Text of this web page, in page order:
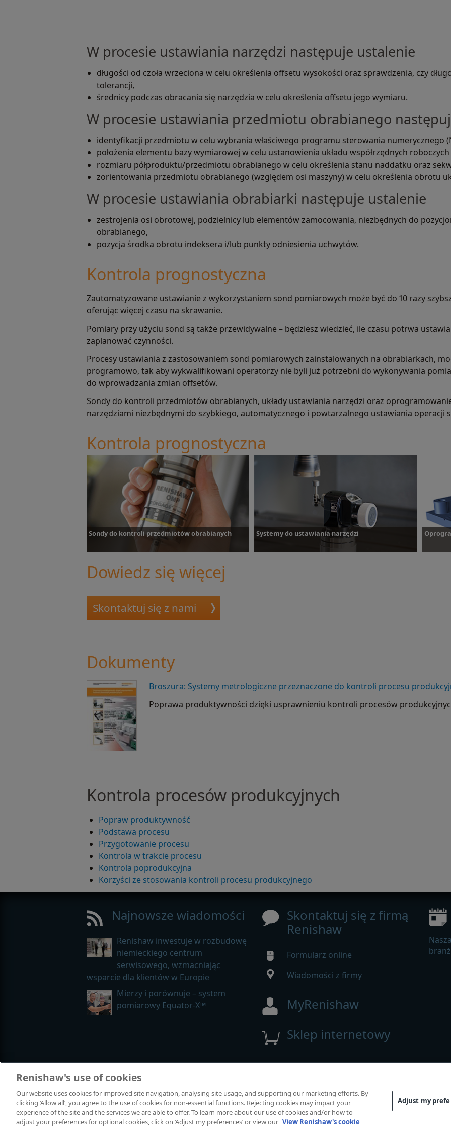
W procesie ustawiania narzędzi następuje ustalenie
długości od czoła wrzeciona w celu określenia offsetu wysokości oraz sprawdzenia, czy
tolerancji,
średnicy podczas obracania się narzędzia w celu określenia offsetu jego wymiaru.
W procesie ustawiania przedmiotu obrabianego
identyfikacji przedmiotu w celu wybrania właściwego programu sterowania numerycznego
położenia elementu bazy wymiarowej w celu ustanowienia układu współrzędnych roboczych
rozmiaru półproduktu/przedmiotu obrabianego w celu określenia stanu naddatku oraz
zorientowania przedmiotu obrabianego (względem osi maszyny) w celu określenia obrotu
W procesie ustawiania obrabiarki następuje ustalenie
zestrojenia osi obrotowej, podzielnicy lub elementów zamocowania, niezbędnych do
obrabianego,
pozycja środka obrotu indeksera i/lub punkty odniesienia uchwytów.
Kontrola prognostyczna
Zautomatyzowane ustawianie z wykorzystaniem sond pomiarowych może być do 10 razy
oferując więcej czasu na skrawanie.
Pomiary przy użyciu sond są także przewidywalne – będziesz wiedzieć, ile czasu potrwa
zaplanować czynności.
Procesy ustawiania z zastosowaniem sond pomiarowych zainstalowanych na obrabiarkach,
programowo, tak aby wykwalifikowani operatorzy nie byli już potrzebni do wykonywania
do wprowadzania zmian offsetów.
Sondy do kontroli przedmiotów obrabianych, układy ustawiania narzędzi oraz
narzędziami niezbędnymi do szybkiego, automatycznego i powtarzalnego ustawiania operacji
Kontrola prognostyczna
Sondy do kontroli przedmiotów obrabianych
obrabianych
Systemy do ustawiania narzędzi
Dowiedz się więcej
Skontaktuj się z nami
Dokumenty
Broszura: Systemy metrologiczne przeznaczone do kontroli procesu
Poprawa produktywności dzięki usprawnieniu kontroli procesów
Kontrola procesów produkcyjnych
Popraw produktywność
Podstawa procesu
Przygotowanie procesu
Kontrola w trakcie procesu
Kontrola poprodukcyjna
Korzyści ze stosowania kontroli procesu produkcyjnego
Najnowsze wiadomości
Renishaw inwestuje w rozbudowę
niemieckiego centrum
serwisowego, wzmacniając
wsparcie dla klientów w Europie
Mierzy i porównuje – system
pomiarowy Equator-X™
Skontaktuj się z firmą
Renishaw
Formularz online
Wiadomości z firmy
MyRenishaw
Sklep internetowy
© 2001-2026 Renishaw plc. Wszelkie prawa zastrzeżone.
Skontaktuj się z nami
| Zastrzeżenie prawne Dostępność | Mapa witryny Prywatność|
Uwagi dotyczące rodzaju i języka
Renishaw's use of cookies
Our website uses cookies for improved site navigation, analysing site usage, and supporting our marketing efforts. By
clicking ‘Allow all’, you agree to the use of cookies for non-essential functions. Rejecting cookies may impact your
experience of the site and the services we are able to offer. To learn more about our use of cookies and/or how to
adjust your preferences for optional cookies, click on ‘Adjust my preferences’ or view our View Renishaw's cookie
Adjust my